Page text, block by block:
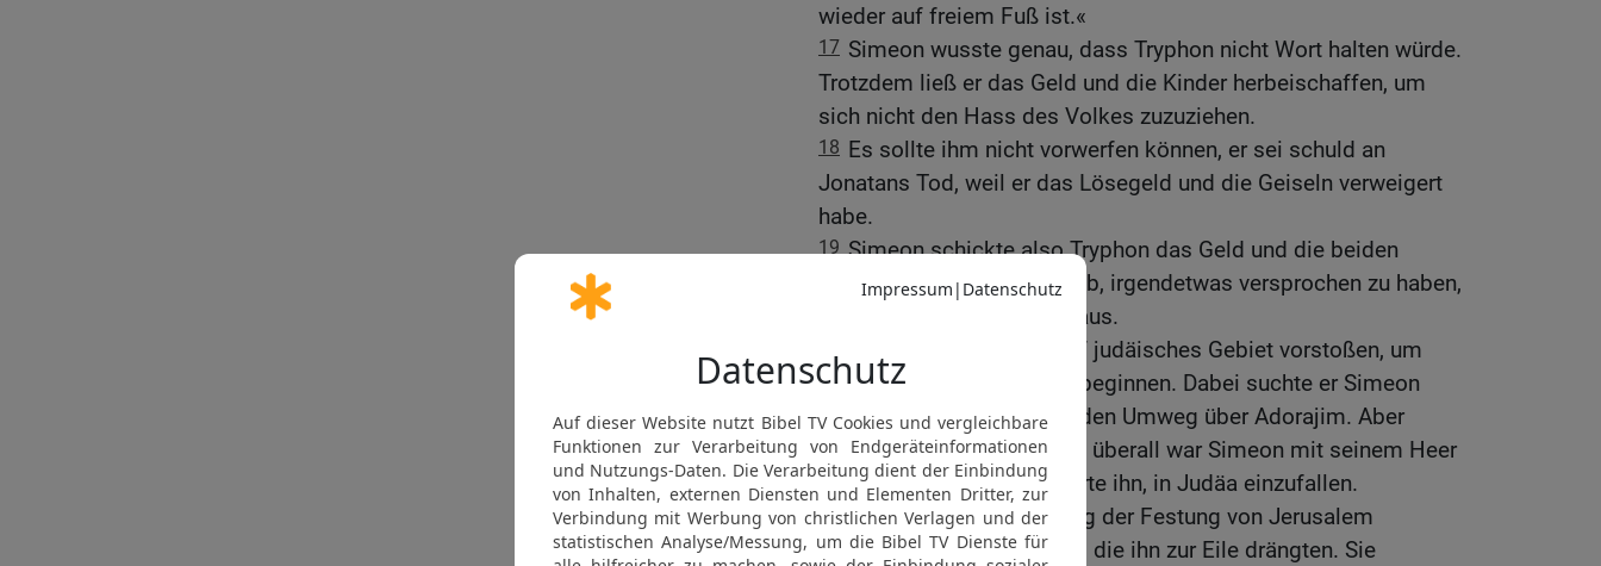
wieder auf freiem Fuß ist.«
17 Simeon wusste genau, dass Tryphon nicht Wort halten würde.
Trotzdem ließ er das Geld und die Kinder herbeischaffen, um
sich nicht den Hass des Volkes zuzuziehen.
18 Es sollte ihm nicht vorwerfen können, er sei schuld an
Jonatans Tod, weil er das Lösegeld und die Geiseln verweigert
habe.
19 Simeon schickte also Tryphon das Geld und die beiden
Kinder. Der aber leugnete ab, irgendetwas versprochen zu haben,
und gab Jonatan nicht heraus.
Jetzt wollte Tryphon auf judäisches Gebiet vorstoßen, um
sein Vernichtungswerk zu beginnen. Dabei suchte er Simeon
auszuweichen und wählte den Umweg über Adorajim. Aber
wohin er auch marschierte, überall war Simeon mit seinem Heer
schon zur Stelle und hinderte ihn, in Judäa einzufallen.
21 Die feindliche Besatzung der Festung von Jerusalem
schickte Boten an Tryphon, die ihn zur Eile drängten. Sie